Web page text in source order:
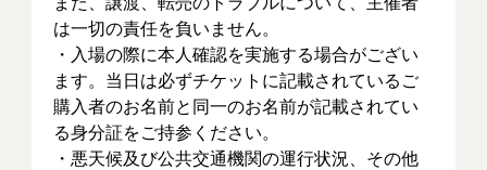
は一切の責任を負いません。
・入場の際に本人確認を実施する場合がござい
ます。当日は必ずチケットに記載されているご
購入者のお名前と同一のお名前が記載されてい
る身分証をご持参ください。
・悪天候及び公共交通機関の運行状況、その他